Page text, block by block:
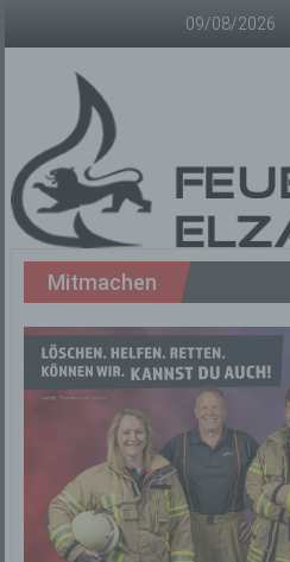
09/08/2026
Freiwillige
Feuerwehr
Elzach
Offizielle
Freiwilligen
Feuerwehr
Elzach
Mitmachen